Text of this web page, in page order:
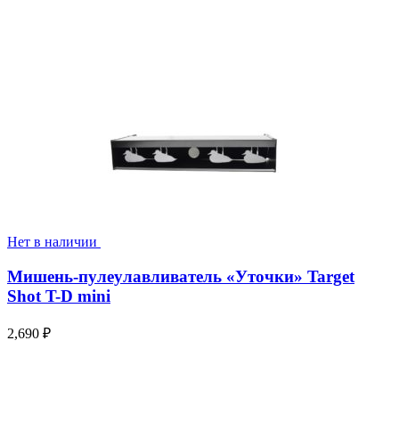
Нет в наличии
Мишень-пулеулавливатель «Уточки» Target
Shot T-D mini
2,690 ₽